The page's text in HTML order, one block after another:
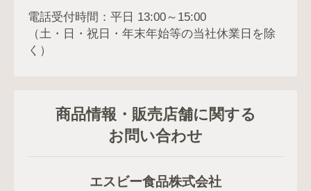
電話受付時間：平日 13:00～15:00
（土・日・祝日・年末年始等の当社休業日を除
く）
商品情報・販売店舗に関する
お問い合わせ
エスビー食品株式会社